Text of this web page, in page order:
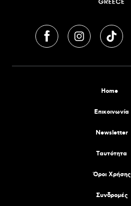
Home
Επικοινωνία
Newsletter
Tαυτότητα
Όροι Χρήσης
Συνδρομές